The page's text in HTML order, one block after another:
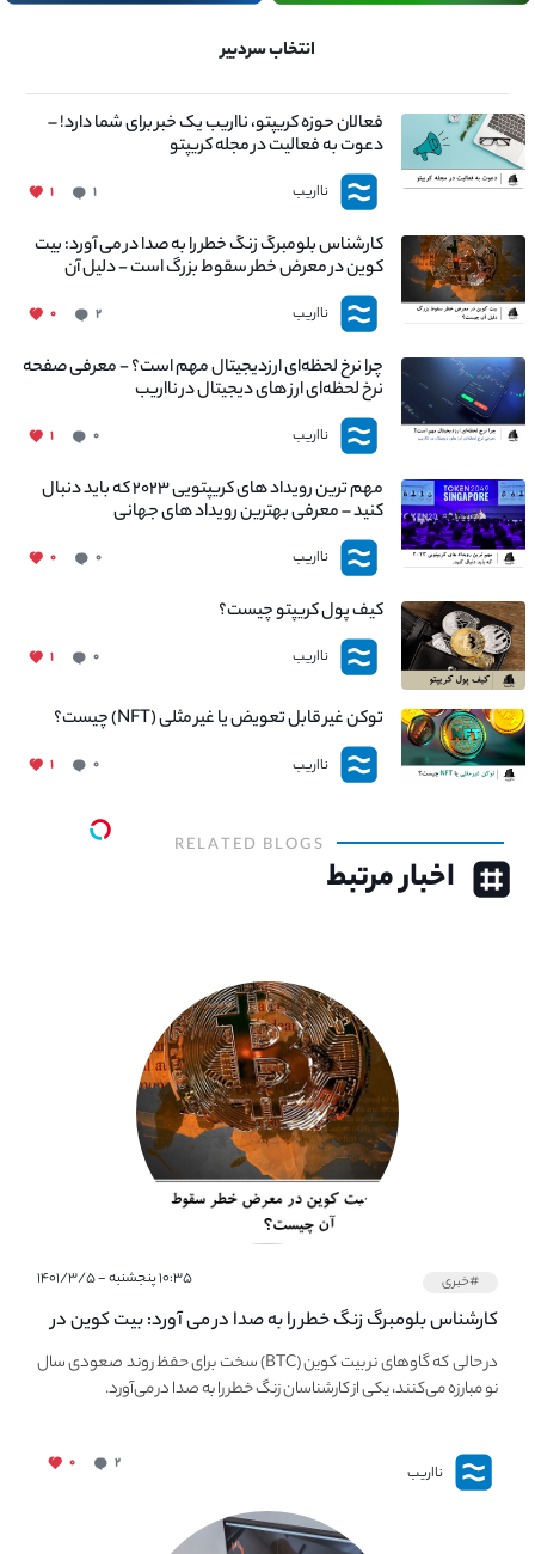
انتخاب سردبیر
فعالان حوزه کریپتو، نااریب یک خبر برای شما دارد! –
دعوت به فعالیت در مجله کریپتو
نااریب ۱ ۱
کارشناس بلومبرگ زنگ خطر را به صدا در می آورد: بیت
کوین در معرض خطر سقوط بزرگ است - دلیل آن
چیست؟
نااریب ۲ ۰
چرا نرخ لحظه‌ای ارزدیجیتال مهم است؟ - معرفی صفحه
نرخ لحظه‌ای ارز های دیجیتال در نااریب
نااریب ۰ ۱
مهم ترین رویداد های کریپتویی ۲۰۲۳ که باید دنبال
کنید – معرفی بهترین رویداد های جهانی
نااریب ۰ ۰
کیف پول کریپتو چیست؟
نااریب ۰ ۱
توکن غیر قابل تعویض یا غیر مثلی (NFT) چیست؟
نااریب ۰ ۱
RELATED BLOGS
اخبار مرتبط
#خبری ۱۰:۳۵ پنجشنبه - ۱۴۰۱/۳/۵
کارشناس بلومبرگ زنگ خطر را به صدا در می آورد: بیت کوین در
معرض خطر سقوط بزرگ است - دلیل آن چیست؟در حالی که گاوهای نر بیت کوین (BTC) سخت برای حفظ روند صعودی سال
نو مبارزه می‌کنند، یکی از کارشناسان زنگ خطر را به صدا در می‌آورد.
نااریب ۲ ۰